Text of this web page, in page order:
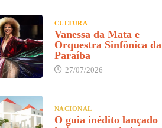
CULTURA
Vanessa da Mata e
Orquestra Sinfônica da
Paraíba
27/07/2026
NACIONAL
O guia inédito lançado